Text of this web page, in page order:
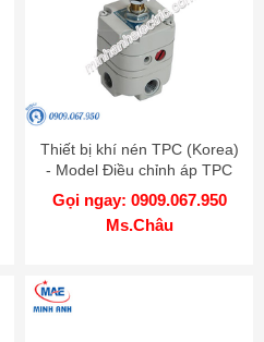
Thiết bị khí nén TPC (Korea)
- Model Điều chỉnh áp TPC
PER
Gọi ngay: 0909.067.950
Ms.Châu